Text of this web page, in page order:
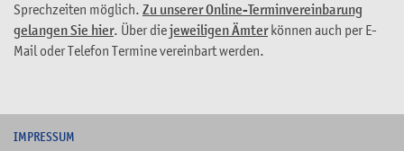
Sprechzeiten möglich. Zu unserer Online-Terminvereinbarung
gelangen Sie hier. Über diejeweiligen Ämterkönnen auch per E-
Mail oder Telefon Termine vereinbart werden.
IMPRESSUM